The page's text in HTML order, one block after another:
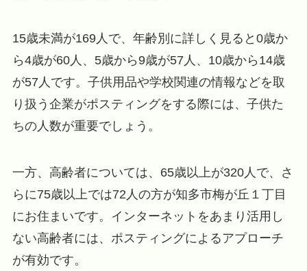
15歳未満が169人で、年齢別に詳しく見ると0歳か
ら4歳が60人、5歳から9歳が57人、10歳から14歳
が57人です。子供用品や学校関連の情報などを取
り扱う企業がポスティングをする際には、子供た
ちの人数が重要でしょう。
一方、高齢者については、65歳以上が320人で、さ
らに75歳以上では72人の方が知多市梅が丘１丁目
にお住まいです。インターネットをあまり活用し
ない高齢者には、ポスティングによるアプローチ
が有効です。